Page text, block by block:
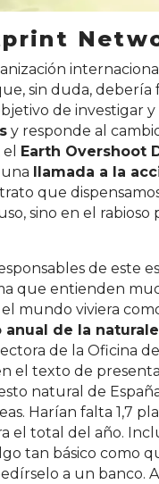
sin duda,
de investigar
y responde al
Earth Overshoot
llamada a la
que
sino en el rabioso
de este
que entienden
mundo viviera
anual de la
de la Oficina
el texto de
natural de
Harían falta 1,7
el total del año.
tan básico como
a un banco.